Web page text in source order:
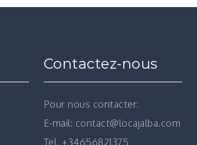
Contactez-nous
Pour nous contacter:
E-mail: contact@locajalba.com
Tel. +34656821375